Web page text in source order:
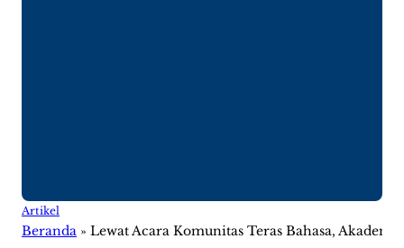
Artikel
Beranda » Lewat Acara Komunitas Teras Bahasa,